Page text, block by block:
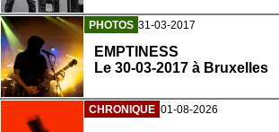
PHOTOS 31-03-2017
EMPTINESS
Le 30-03-2017 à Bruxelles
CHRONIQUE 01-08-2026